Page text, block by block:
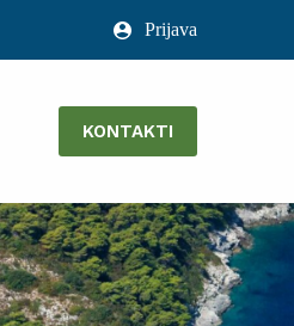
Prijava
KONTAKTI